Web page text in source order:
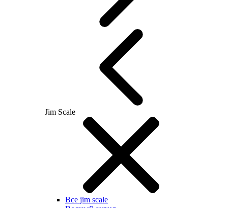
Jim Scale
Все jim scale